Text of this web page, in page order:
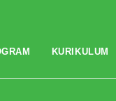
KURIKULUM